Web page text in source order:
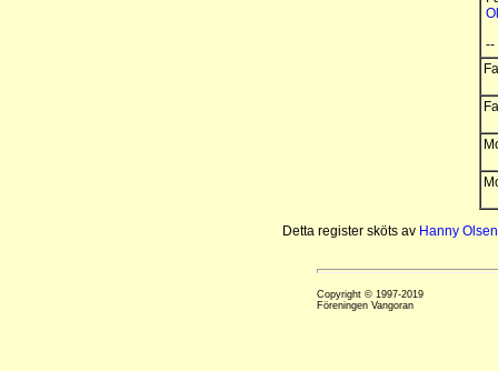
--
Detta register sköts av Hanny Olsen
Copyright © 1997-2019
Föreningen Vangoran